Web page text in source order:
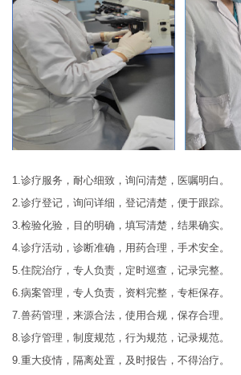
1.诊疗服务，耐心细致，询问清楚，医嘱明白。
2.诊疗登记，询问详细，登记清楚，便于跟踪。
3.检验化验，目的明确，填写清楚，结果确实。
4.诊疗活动，诊断准确，用药合理，手术安全。
5.住院治疗，专人负责，定时巡查，记录完整。
6.病案管理，专人负责，资料完整，专柜保存。
7.兽药管理，来源合法，使用合规，保存合理。
8.诊疗管理，制度规范，行为规范，记录规范。
9.重大疫情，隔离处置，及时报告，不得治疗。